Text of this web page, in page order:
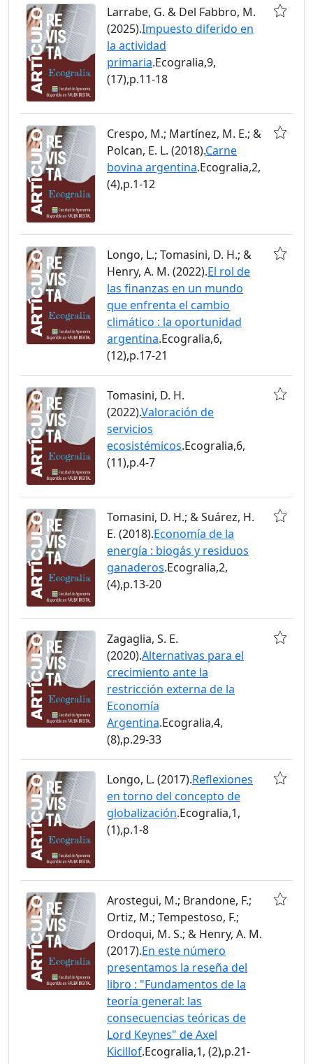
Larrabe, G. & Del Fabbro, M.
(2025).Impuesto diferido en
la actividad
primaria.Ecogralia,9,
(17),p.11-18
Crespo, M.; Martínez, M. E.; &
Polcan, E. L. (2018).Carne
bovina argentina.Ecogralia,2,
(4),p.1-12
Longo, L.; Tomasini, D. H.; &
Henry, A. M. (2022).El rol de
las finanzas en un mundo
que enfrenta el cambio
climático : la oportunidad
argentina.Ecogralia,6,
(12),p.17-21
Tomasini, D. H.
(2022).Valoración de
servicios
ecosistémicos.Ecogralia,6,
(11),p.4-7
Tomasini, D. H.; & Suárez, H.
E. (2018).Economía de la
energía : biogás y residuos
ganaderos.Ecogralia,2,
(4),p.13-20
Zagaglia, S. E.
(2020).Alternativas para el
crecimiento ante la
restricción externa de la
Economía
Argentina.Ecogralia,4,
(8),p.29-33
Longo, L. (2017).Reflexiones
en torno del concepto de
globalización.Ecogralia,1,
(1),p.1-8
Arostegui, M.; Brandone, F.;
Ortiz, M.; Tempestoso, F.;
Ordoqui, M. S.; & Henry, A. M.
(2017).En este número
presentamos la reseña del
libro : "Fundamentos de la
teoría general: las
consecuencias teóricas de
Lord Keynes" de Axel
Kicillof.Ecogralia,1, (2),p.21-